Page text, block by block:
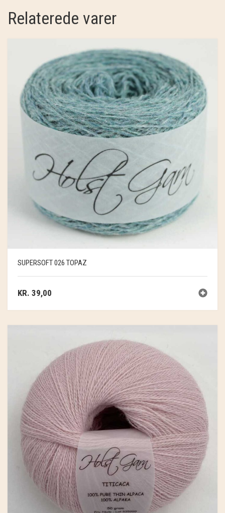
Relaterede varer
SUPERSOFT 026 TOPAZ
KR. 39,00